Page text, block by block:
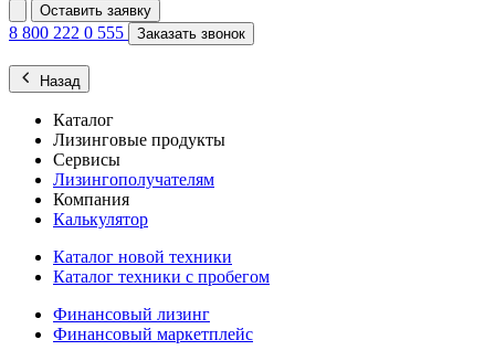
Оставить заявку
8 800 222 0 555 Заказать звонок
Назад
Каталог
Лизинговые продукты
Сервисы
Лизингополучателям
Компания
Калькулятор
Каталог новой техники
Каталог техники с пробегом
Финансовый лизинг
Финансовый маркетплейс